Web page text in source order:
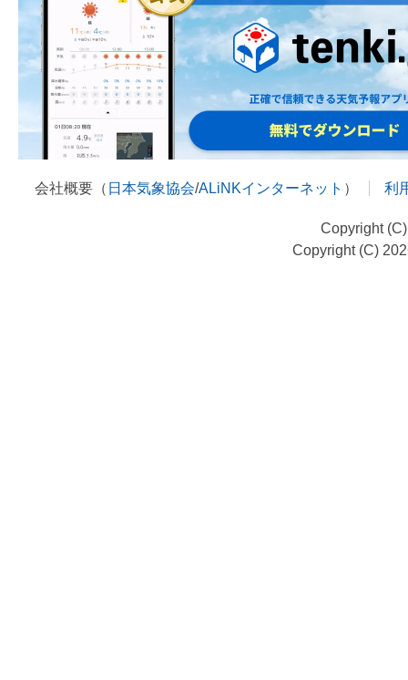
会社概要（ 日本気象協会/ALiNKインターネット ） 利
Copyright
Copyright (C)